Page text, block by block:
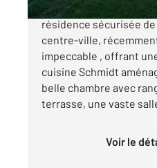
Découvrez cet
résidence sécurisée de
centre-ville,
impeccable , offrant
cuisine Schmidt
belle chambre avec
terrasse, une vaste
Voir le